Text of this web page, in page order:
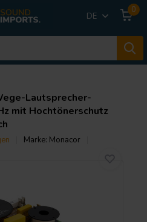
DE
0
Lautsprecher-
mit Hochtönerschutz
Marke: Monacor